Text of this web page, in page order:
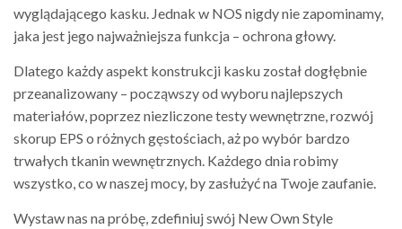
wyglądającego kasku. Jednak w NOS nigdy nie zapominamy,
jaka jest jego najważniejsza funkcja – ochrona głowy.
Dlatego każdy aspekt konstrukcji kasku został dogłębnie
przeanalizowany – począwszy od wyboru najlepszych
materiałów, poprzez niezliczone testy wewnętrzne, rozwój
skorup EPS o różnych gęstościach, aż po wybór bardzo
trwałych tkanin wewnętrznych. Każdego dnia robimy
wszystko, co w naszej mocy, by zasłużyć na Twoje zaufanie.
Wystaw nas na próbę, zdefiniuj swój New Own Style